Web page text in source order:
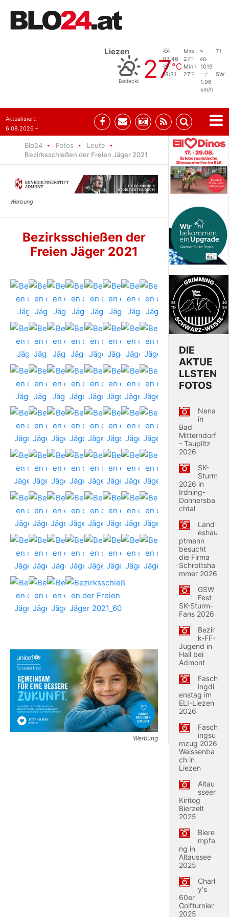
Liezen
Bedeckt 27°C
03:46
18:31
Max :
27°C
Min :
27°C
71
1019
SW
1.96
km/h
Aktualisiert:
6.08.2026 –
Blo24 Fotos
Leute
Bezirksschießen der Freien Jäger 2021
Bezirksschießen der
Freien Jäger 2021
Werbung
DIE
AKTUE
LLSTEN
FOTOS
Nena
in
Bad
Mitterndorf
- Tauplitz
2026
SK-
Sturm
2026 in
Irdning-
Donnersba
chtal
Land
eshau
ptmann
besucht
die Firma
Schrottsha
mmer 2026
GSW
Fest
SK-Sturm-
Fans 2026
Bezir
k-FF-
Jugend in
Hall bei
Admont
Fasch
ingdi
enstag im
ELI-Liezen
2026
Fasch
ingsu
mzug 2026
Weissenba
ch in
Liezen
Altau
sseer
Kiritog
Bierzelt
2025
Biere
mpfa
ng in
Altaussee
2025
Charl
y's
60er
Golfturnier
2025